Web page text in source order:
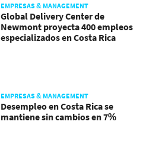
EMPRESAS & MANAGEMENT
Global Delivery Center de
Newmont proyecta 400 empleos
especializados en Costa Rica
EMPRESAS & MANAGEMENT
Desempleo en Costa Rica se
mantiene sin cambios en 7%